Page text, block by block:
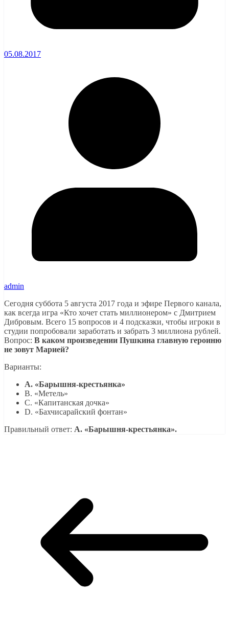
05.08.2017
admin
Сегодня суббота 5 августа 2017 года и эфире Первого канала,
как всегда игра «Кто хочет стать миллионером» с Дмитрием
Дибровым. Всего 15 вопросов и 4 подсказки, чтобы игроки в
студии попробовали заработать и забрать 3 миллиона рублей.
Вопрос: В каком произведении Пушкина главную героиню
не зовут Марией?
Варианты:
A. «Барышня-крестьянка»
B. «Метель»
C. «Капитанская дочка»
D. «Бахчисарайский фонтан»
Правильный ответ: A. «Барышня-крестьянка».